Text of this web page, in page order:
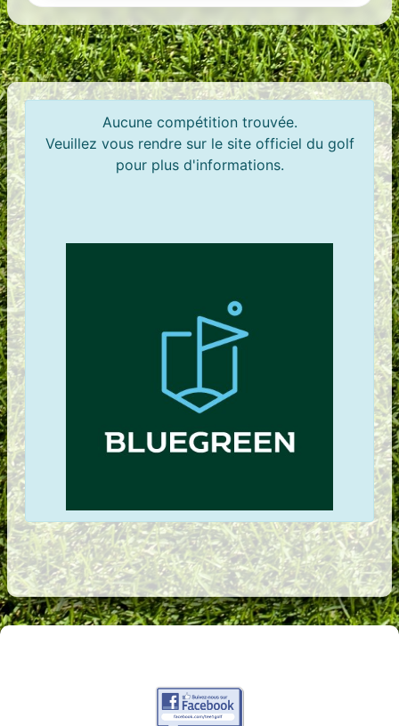
Aucune compétition trouvée.
Veuillez vous rendre sur le site officiel du golf
pour plus d'informations.